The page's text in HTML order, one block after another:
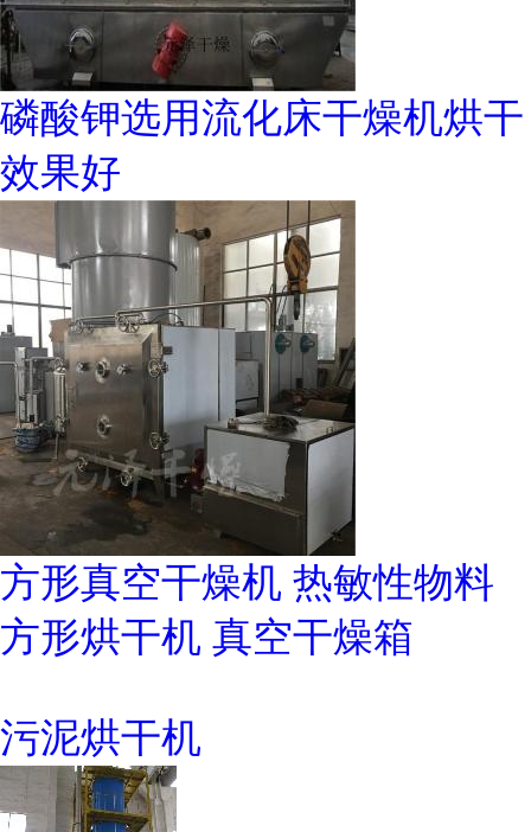
磷酸钾选用流化床干燥机烘干
效果好
方形真空干燥机 热敏性物料
方形烘干机 真空干燥箱
污泥烘干机